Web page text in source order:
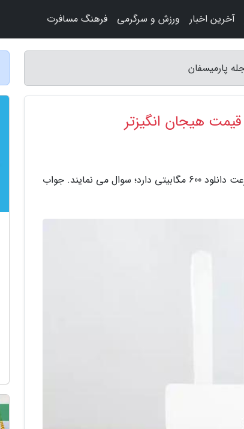
به گزارش مجله پارمیسفان، کاربران زیادی درباره مودم یوتل UL1000 که سرعت دانلود 600 مگابیتی دارد؛ سوال می نمایند. جواب
آخرین اخبار ورزش و سرگرمی فرهنگ مسافرت